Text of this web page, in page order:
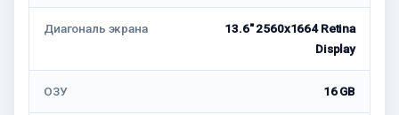
Диагональ экрана
13.6" 2560x1664 Retina
Display
ОЗУ 16 GB